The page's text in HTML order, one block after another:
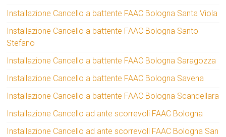
Installazione Cancello a battente FAAC Bologna Santa Viola
Installazione Cancello a battente FAAC Bologna Santo
Stefano
Installazione Cancello a battente FAAC Bologna Saragozza
Installazione Cancello a battente FAAC Bologna Savena
Installazione Cancello a battente FAAC Bologna Scandellara
Installazione Cancello ad ante scorrevoli FAAC Bologna
Installazione Cancello ad ante scorrevoli FAAC Bologna San